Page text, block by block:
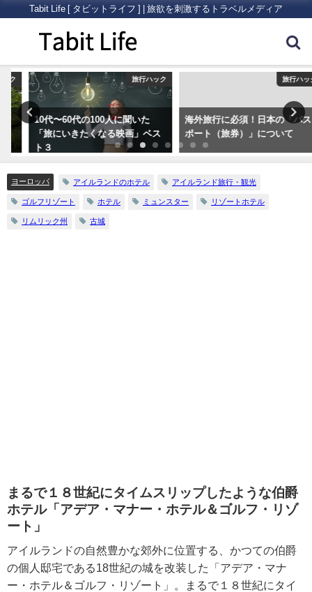
Tabit Life [ タビットライフ ] | 旅欲を刺激するトラベルメディア
旅行ハック
10代〜60代の100人に聞いた
「旅にいきたくなる映画」ベス
ト３
旅行ハック
海外旅行に必須！日本の「パス
ポート（旅券）」について
ヨーロッパ アイルランドのホテル アイルランド旅行・観光
ゴルフリゾート ホテル ミュンスター リゾートホテル
リムリック州 古城
まるで１８世紀にタイムスリップしたような伯爵
ホテル「アデア・マナー・ホテル＆ゴルフ・リゾ
ート」
アイルランドの自然豊かな郊外に位置する、かつての伯爵
の個人邸宅である18世紀の城を改装した「アデア・マナ
ー・ホテル＆ゴルフ・リゾート」。まるで１８世紀にタイ